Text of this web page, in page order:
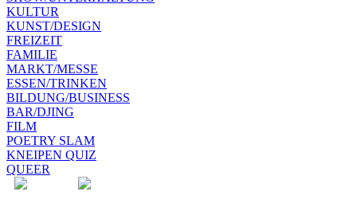
KULTUR
KUNST/DESIGN
FREIZEIT
FAMILIE
MARKT/MESSE
ESSEN/TRINKEN
BILDUNG/BUSINESS
BAR/DJING
FILM
POETRY SLAM
KNEIPEN QUIZ
QUEER